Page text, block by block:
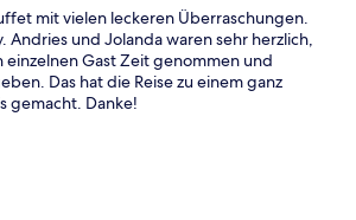
mit vielen leckeren Überraschungen.
Andries und Jolanda waren sehr herzlich,
einzelnen Gast Zeit genommen und
Das hat die Reise zu einem ganz
gemacht. Danke!